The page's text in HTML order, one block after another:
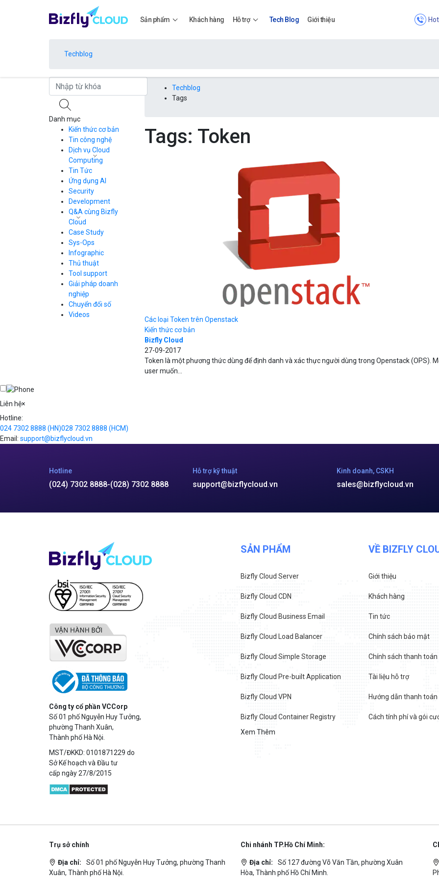
Sản phẩm
Bảng giá
Bảng giá Bảng giá
Bảng giá Bảng giá
Bảng giá
Khách hàng Hỗ trợ Tech Blog Giới thiệu
Techblog
Techblog
Tags
Tags: Token
Các loại Token trên Openstack
Kiến thức cơ bản
Bizfly Cloud
27-09-2017
Token là một phương thức dùng để định danh và xác thực người dùng trong Openstack (OPS).
user muốn...
Danh mục
Kiến thức cơ bản
Tin công nghệ
Dịch vụ Cloud
Computing
Cloud Server
CDN
Load Balancer
Auto Scaling
Container Registry
Kubernetes
Cloud Database
Call Center
Business Email
Simple Storage
VPN
Traffic Manager
Cloud VPS
Kafka
Videos
Tin Tức
Ứng dụng AI
Security
Development
Q&A cùng Bizfly
Cloud
Q&A về Bizfly
Cloud Server
Thao tác kết nối
tới server
Videos
Q&A về Bizfly
Business Email
Videos
Case Study
Sys-Ops
Infographic
Thủ thuật
Tool support
Giải pháp doanh
nghiệp
Chuyển đổi số
Videos
Liên hệ×
Hotline:
024 7302 8888 (HN)028 7302 8888 (HCM)
Email: support@bizflycloud.vn
Hotline
(024) 7302 8888-(028) 7302 8888
Hỗ trợ kỹ thuật
support@bizflycloud.vn
Kinh doanh, CSKH
sales@bizflycloud.vn
Công ty cổ phần VCCorp
Số 01 phố Nguyễn Huy Tưởng,
phường Thanh Xuân,
Thành phố Hà Nội.
MST/ĐKKD: 0101871229 do
Sở Kế hoạch và Đầu tư
cấp ngày 27/8/2015
SẢN PHẨM
Bizfly Cloud Server
Bizfly Cloud CDN
Bizfly Cloud Business Email
Bizfly Cloud Load Balancer
Bizfly Cloud Simple Storage
Bizfly Cloud Pre-built Application
Bizfly Cloud VPN
Bizfly Cloud Container Registry
Xem Thêm
VỀ BIZFLY
Giới thiệu
Khách hàng
Tin tức
Chính sách bảo mật
Chính sách thanh toán
Tài liệu hỗ trợ
Hướng dẫn thanh toán
Cách tính phí và gói
Trụ sở chính
Địa chỉ:
Số 01 phố Nguyễn Huy Tưởng, phường Thanh
Xuân, Thành phố Hà Nội.
Chi nhánh TP.Hồ Chí Minh:
Địa chỉ:
Số 127 đường Võ Văn Tần, phường Xuân
Hòa, Thành phố Hồ Chí Minh.